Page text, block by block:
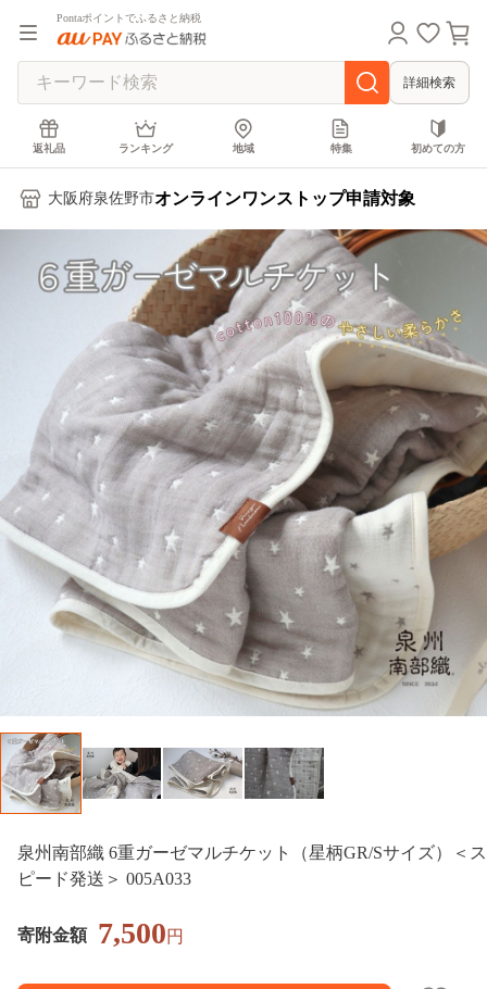
Pontaポイントでふるさと納税
詳細検索
返礼品 ランキング 地域 特集 初めての方
大阪府泉佐野市オンラインワンストップ申請対象
泉州南部織 6重ガーゼマルチケット（星柄GR/Sサイズ）＜ス
ピード発送＞ 005A033
寄附金額 7,500円